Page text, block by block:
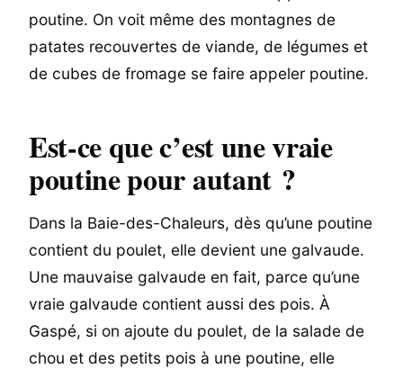
poutine. On voit même des montagnes de
patates recouvertes de viande, de légumes et
de cubes de fromage se faire appeler poutine.
Est-ce que c’est une vraie
poutine pour autant ?
Dans la Baie-des-Chaleurs, dès qu’une poutine
contient du poulet, elle devient une galvaude.
Une mauvaise galvaude en fait, parce qu’une
vraie galvaude contient aussi des pois. À
Gaspé, si on ajoute du poulet, de la salade de
chou et des petits pois à une poutine, elle